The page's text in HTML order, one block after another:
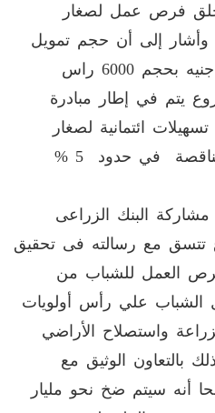
وخلق فرص عمل لصغار
وأشار إلى أن حجم تمويل
المشروع بلغ 120 مليون جنيه بحجم 6000 راس
يتم في إطار مبادرة
ائتمانية لصغار
في حدود 5 %
البنك الزراعى
تتسق مع رسالته فى تحقيق
فرص العمل للشباب من
الشباب علي رأس أولويات
واستصلاح الأراضي
بالتعاون الوثيق مع
أنه سيتم ضخ نحو مليار